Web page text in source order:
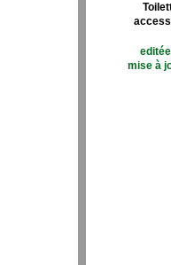
mise à